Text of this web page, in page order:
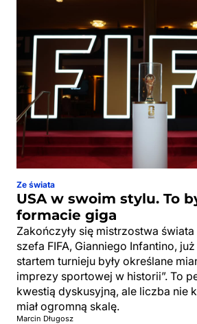
Ze świata
USA w swoim stylu. To
formacie giga
Zakończyły się mistrzostwa
szefa FIFA, Gianniego Infantino,
startem turnieju były określane
imprezy sportowej w historii”. To
kwestią dyskusyjną, ale liczba nie
miał ogromną skalę.
Marcin Długosz